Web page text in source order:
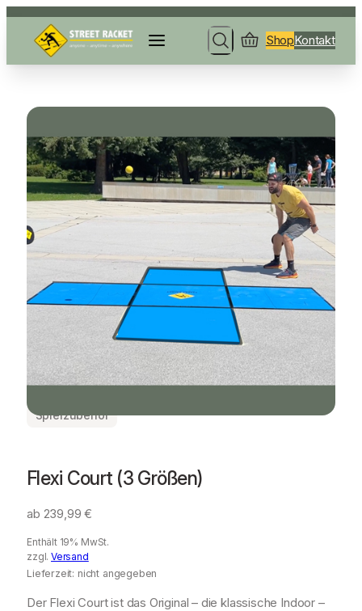
Search ShopKontakt
Spielzubehör
Flexi Court (3 Größen)
ab 239,99€
Enthält 19% MwSt.
zzgl.Versand
Lieferzeit: nicht angegeben
Der Flexi Court ist das Original – die klassische Indoor –